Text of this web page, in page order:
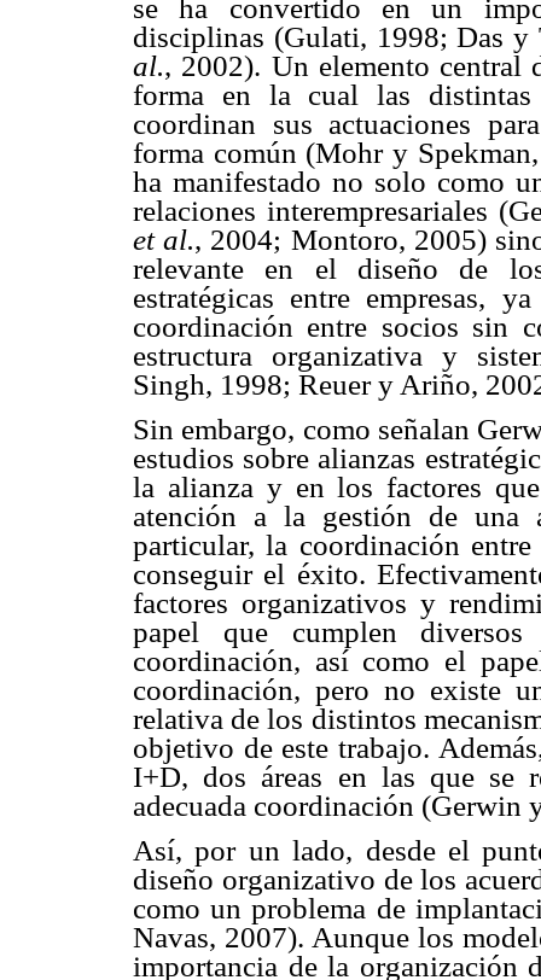
se ha convertido en un
disciplinas (Gulati, 1998; Das
al., 2002). Un elemento central
forma en la cual las distintas
coordinan sus actuaciones
forma común (Mohr y
ha manifestado no solo como
relaciones interempresariales
et al., 2004; Montoro, 2005)
relevante en el diseño de
estratégicas entre empresas,
coordinación entre socios sin
estructura organizativa y
Singh, 1998; Reuer y Ariño,
Sin embargo, como señalan
estudios sobre alianzas
la alianza y en los factores
atención a la gestión de una
particular, la coordinación
conseguir el éxito.
factores organizativos y
papel que cumplen
coordinación, así como el
coordinación, pero no existe
relativa de los distintos
objetivo de este trabajo.
I+D, dos áreas en las que se
adecuada coordinación (Gerwin
Así, por un lado, desde el
diseño organizativo de los
como un problema de
Navas, 2007). Aunque los
importancia de la organización